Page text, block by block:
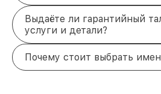
Выдаёте ли гарантийный
услуги и детали?
Почему стоит выбрать